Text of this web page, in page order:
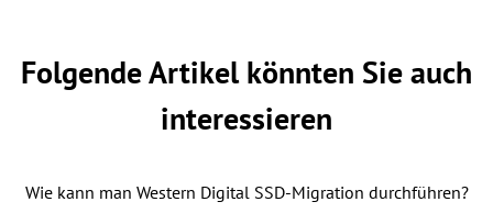
Folgende Artikel könnten Sie auch
interessieren
Wie kann man Western Digital SSD-Migration durchführen?